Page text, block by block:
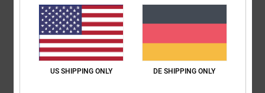
4. Juli 2026
Verifizierter Kauf
Komfort: 5/5 Preis-Leistungs-Verhältnis
Material: 5 Farbe: 5
Ich empfehle dieses Produkt
US SHIPPING ONLY DE SHIPPING ONLY